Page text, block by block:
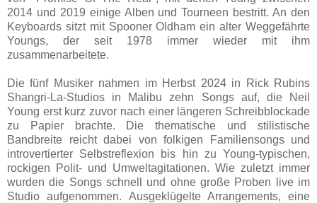
2014 und 2019 einige Alben und Tourneen bestritt. An den
Keyboards sitzt mit Spooner Oldham ein alter Weggefährte
Youngs, der seit 1978 immer wieder mit ihm
zusammenarbeitete.
Die fünf Musiker nahmen im Herbst 2024 in Rick Rubins
Shangri-La-Studios in Malibu zehn Songs auf, die Neil
Young erst kurz zuvor nach einer längeren Schreibblockade
zu Papier brachte. Die thematische und stilistische
Bandbreite reicht dabei von folkigen Familiensongs und
introvertierter Selbstreflexion bis hin zu Young-typischen,
rockigen Polit- und Umweltagitationen. Wie zuletzt immer
wurden die Songs schnell und ohne große Proben live im
Studio aufgenommen. Ausgeklügelte Arrangements, eine